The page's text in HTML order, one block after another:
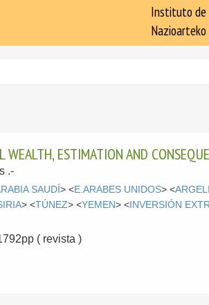
Instituto de
ESTIMATION AND
.-
SAUDÍ> <E.ARABES UNIDOS> <
> <TÚNEZ> <YEMEN> <INVERSIÓN
( revista )